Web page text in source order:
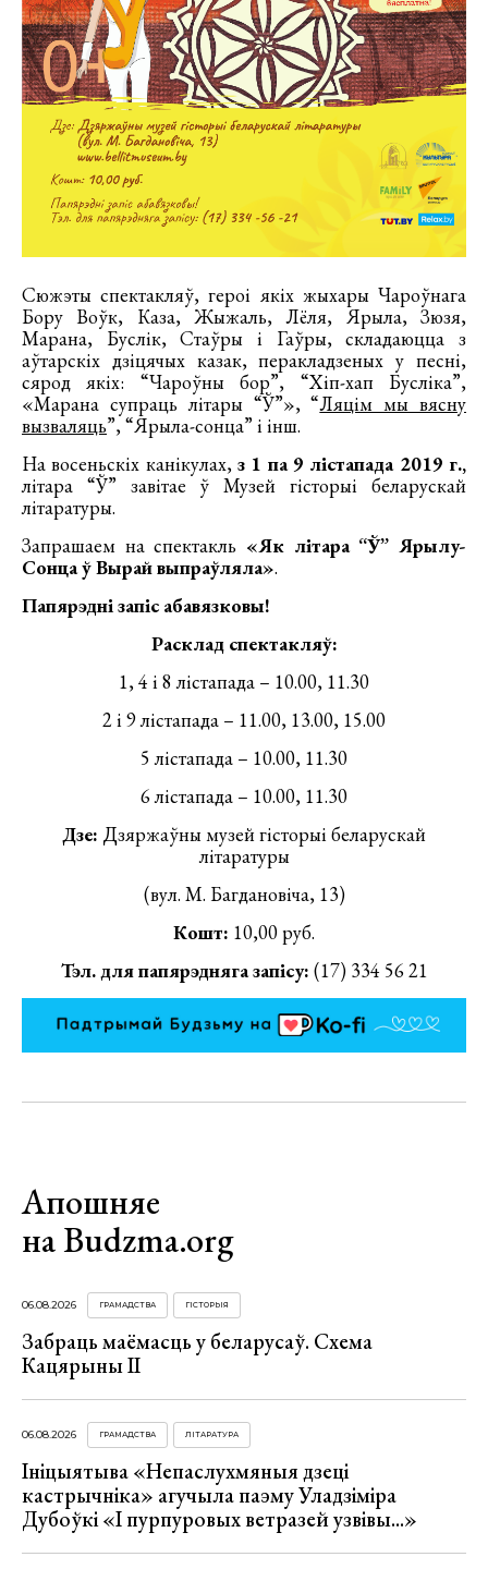
Сюжэты спектакляў, героі якіх жыхары Чароўнага
Бору Воўк, Каза, Жыжаль, Лёля, Ярыла, Зюзя,
Марана, Буслік, Стаўры і Гаўры, складаюцца з
аўтарскіх дзіцячых казак, перакладзеных у песні,
сярод якіх: “Чароўны бор”, “Хіп-хап Бусліка”,
«Марана супраць літары “Ў”», “Ляцім мы вясну
вызваляць”, “Ярыла-сонца” і інш.
На восеньскіх канікулах, з 1 па 9 лістапада 2019 г.,
літара “Ў” завітае ў Музей гісторыі беларускай
літаратуры.
Запрашаем на спектакль «Як літара “Ў” Ярылу-
Сонца ў Вырай выпраўляла».
Папярэдні запіс абавязковы!
Расклад спектакляў:
1, 4 і 8 лістапада – 10.00, 11.30
2 і 9 лістапада – 11.00, 13.00, 15.00
5 лістапада – 10.00, 11.30
6 лістапада – 10.00, 11.30
Дзе: Дзяржаўны музей гісторыі беларускай
літаратуры
(вул. М. Багдановіча, 13)
Кошт: 10,00 руб.
Тэл. для папярэдняга запісу: (17) 334 56 21
Апошняе
на Budzma.org
06.08.2026 ГРАМАДСТВА ГІСТОРЫЯ
Забраць маёмасць у беларусаў. Схема
Кацярыны ІІ
06.08.2026 ГРАМАДСТВА ЛІТАРАТУРА
Ініцыятыва «Непаслухмяныя дзеці
кастрычніка» агучыла паэму Уладзіміра
Дубоўкі «І пурпуровых ветразей узвівы...»